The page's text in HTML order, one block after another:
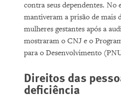
contra seus dependentes. No
mantiveram a prisão de mais
mulheres gestantes após a
mostraram o CNJ e o
para o Desenvolvimento
Direitos das
deficiência